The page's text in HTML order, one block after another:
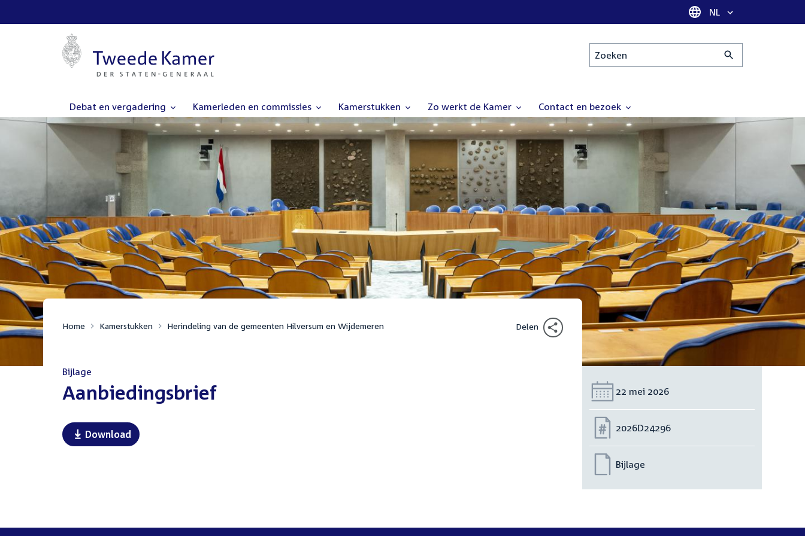
Taal selectie
NL
Zoeken
Debat en vergadering Kamerleden en commissies Kamerstukken Zo werkt de Kamer Contact en bezoek
Home Kamerstukken Herindeling van de gemeenten Hilversum en Wijdemeren Delen
Bijlage
Aanbiedingsbrief
Download
Datum:
22 mei 2026
Nummer:
2026D24296
Bijlage